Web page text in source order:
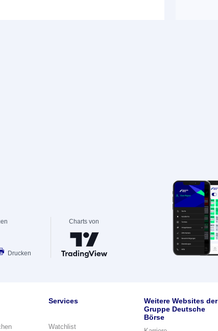
Drucken
Charts von
Services
Watchlist
Weitere Websites der
Gruppe Deutsche
Börse